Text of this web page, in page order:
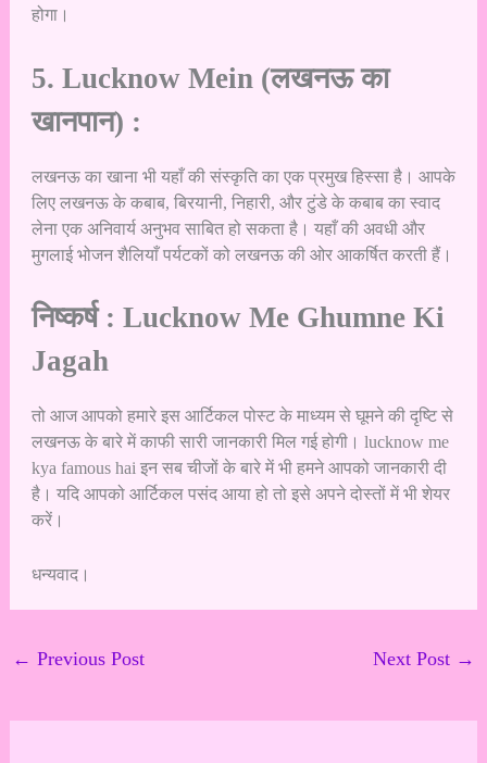
होगा।
5. Lucknow Mein (लखनऊ का
खानपान) :
लखनऊ का खाना भी यहाँ की संस्कृति का एक प्रमुख हिस्सा है। आपके
लिए लखनऊ के कबाब, बिरयानी, निहारी, और टुंडे के कबाब का स्वाद
लेना एक अनिवार्य अनुभव साबित हो सकता है। यहाँ की अवधी और
मुगलाई भोजन शैलियाँ पर्यटकों को लखनऊ की ओर आकर्षित करती हैं।
निष्कर्ष : Lucknow Me Ghumne Ki
Jagah
तो आज आपको हमारे इस आर्टिकल पोस्ट के माध्यम से घूमने की दृष्टि से
लखनऊ के बारे में काफी सारी जानकारी मिल गई होगी। lucknow me
kya famous hai इन सब चीजों के बारे में भी हमने आपको जानकारी दी
है। यदि आपको आर्टिकल पसंद आया हो तो इसे अपने दोस्तों में भी शेयर
करें।
धन्यवाद।
← Previous Post Next Post →